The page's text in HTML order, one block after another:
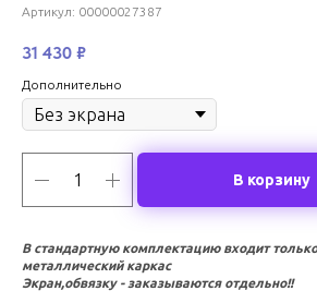
Артикул: 00000027387
31 430 ₽
Дополнительно
В корзину
В стандартную комплектацию входит
металлический каркас
Экран,обвязку - заказываются отдельно!!